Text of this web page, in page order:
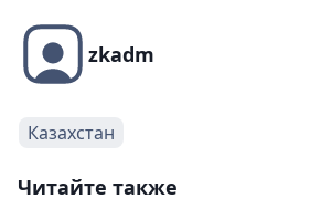
zkadm
Казахстан
Читайте также